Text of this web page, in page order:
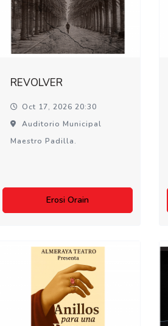
REVOLVER
Oct 17, 2026 20:30
Auditorio Municipal
Maestro Padilla.
Erosi Orain